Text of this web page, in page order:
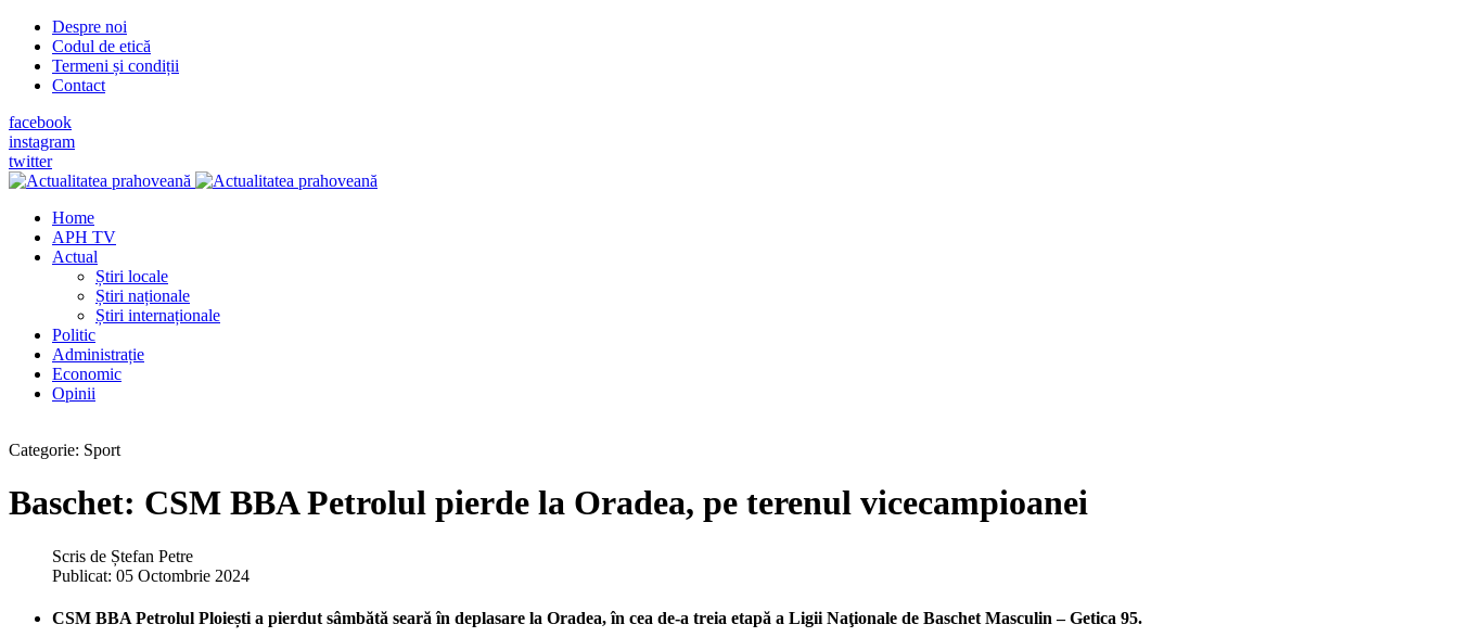
Despre noi
Codul de etică
Termeni și condiții
Contact
facebook
instagram
twitter
Home
APH TV
Actual
Știri locale
Știri naționale
Știri internaționale
Politic
Administrație
Economic
Opinii
Categorie: Sport
Baschet: CSM BBA Petrolul pierde la Oradea, pe terenul vicecampioanei
Scris de Ștefan Petre
Publicat: 05 Octombrie 2024
CSM BBA Petrolul Ploiești a pierdut sâmbătă seară în deplasare la Oradea, în cea de-a treia etapă a Ligii Naţionale de Baschet Masculin – Getica 95.